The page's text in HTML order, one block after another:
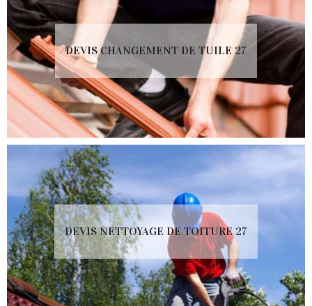
DEVIS CHANGEMENT DE TUILE 27
DEVIS NETTOYAGE DE TOITURE 27